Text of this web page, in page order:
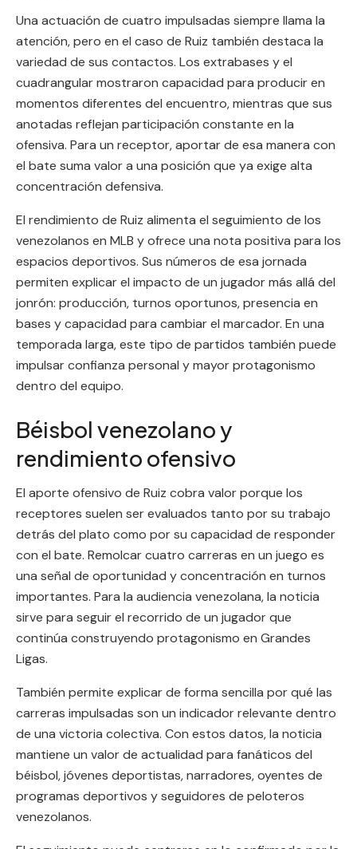
Una actuación de cuatro impulsadas siempre llama la
atención, pero en el caso de Ruiz también destaca la
variedad de sus contactos. Los extrabases y el
cuadrangular mostraron capacidad para producir en
momentos diferentes del encuentro, mientras que sus
anotadas reflejan participación constante en la
ofensiva. Para un receptor, aportar de esa manera con
el bate suma valor a una posición que ya exige alta
concentración defensiva.
El rendimiento de Ruiz alimenta el seguimiento de los
venezolanos en MLB y ofrece una nota positiva para los
espacios deportivos. Sus números de esa jornada
permiten explicar el impacto de un jugador más allá del
jonrón: producción, turnos oportunos, presencia en
bases y capacidad para cambiar el marcador. En una
temporada larga, este tipo de partidos también puede
impulsar confianza personal y mayor protagonismo
dentro del equipo.
Béisbol venezolano y
rendimiento ofensivo
El aporte ofensivo de Ruiz cobra valor porque los
receptores suelen ser evaluados tanto por su trabajo
detrás del plato como por su capacidad de responder
con el bate. Remolcar cuatro carreras en un juego es
una señal de oportunidad y concentración en turnos
importantes. Para la audiencia venezolana, la noticia
sirve para seguir el recorrido de un jugador que
continúa construyendo protagonismo en Grandes
Ligas.
También permite explicar de forma sencilla por qué las
carreras impulsadas son un indicador relevante dentro
de una victoria colectiva. Con estos datos, la noticia
mantiene un valor de actualidad para fanáticos del
béisbol, jóvenes deportistas, narradores, oyentes de
programas deportivos y seguidores de peloteros
venezolanos.